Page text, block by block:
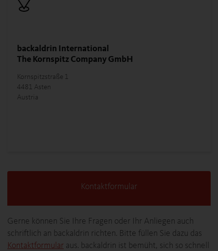
backaldrin International
The Kornspitz Company GmbH
Kornspitzstraße 1
4481 Asten
Austria
Kontaktformular
Gerne können Sie Ihre Fragen oder Ihr Anliegen auch
schriftlich an backaldrin richten. Bitte füllen Sie dazu das
Kontaktformular aus. backaldrin ist bemüht, sich so schnell